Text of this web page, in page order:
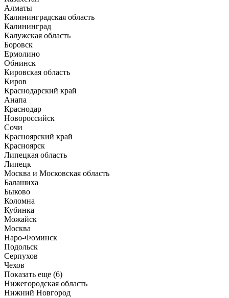
Алматы
Калининградская область
Калининград
Калужская область
Боровск
Ермолино
Обнинск
Кировская область
Киров
Краснодарский край
Анапа
Краснодар
Новороссийск
Сочи
Красноярский край
Красноярск
Липецкая область
Липецк
Москва и Московская область
Балашиха
Быково
Коломна
Кубинка
Можайск
Москва
Наро-Фоминск
Подольск
Серпухов
Чехов
Показать еще (6)
Нижегородская область
Нижний Новгород